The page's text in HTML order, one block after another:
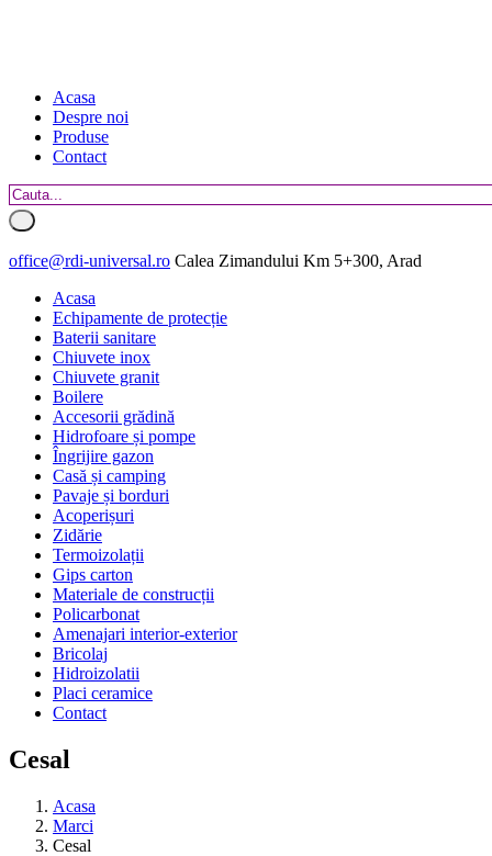
Acasa
Despre noi
Produse
Contact
office@rdi-universal.ro Calea Zimandului Km 5+300, Arad
Acasa
Echipamente de protecție
Baterii sanitare
Chiuvete inox
Chiuvete granit
Boilere
Accesorii grădină
Hidrofoare și pompe
Îngrijire gazon
Casă și camping
Pavaje și borduri
Acoperișuri
Zidărie
Termoizolații
Gips carton
Materiale de construcții
Policarbonat
Amenajari interior-exterior
Bricolaj
Hidroizolatii
Placi ceramice
Contact
Cesal
Acasa
Marci
Cesal